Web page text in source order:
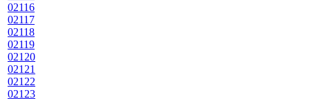
02116
02117
02118
02119
02120
02121
02122
02123